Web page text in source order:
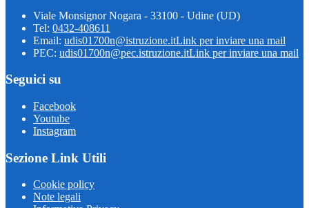
Viale Monsignor Nogara - 33100 - Udine (UD)
Tel: 0432-408611
Email: udis01700n@istruzione.itLink per inviare una mail
PEC: udis01700n@pec.istruzione.itLink per inviare una mail
Seguici su
Facebook
Youtube
Instagram
Sezione Link Utili
Cookie policy
Note legali